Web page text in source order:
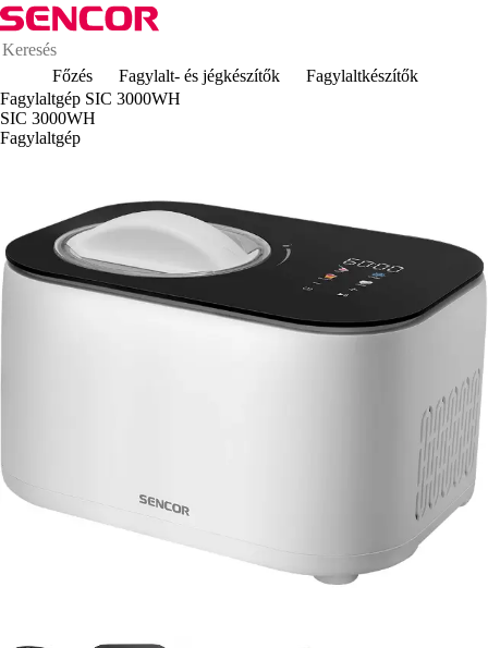
Főzés Fagylalt- és jégkészítők
Fagylaltkészítők
Fagylaltgép SIC 3000WH
SIC 3000WH
Fagylaltgép